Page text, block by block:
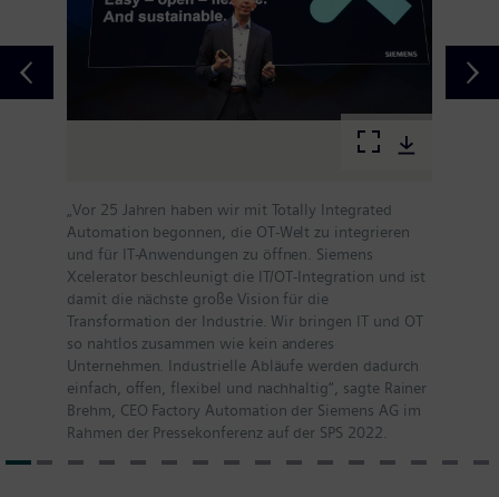
„Vor 25 Jahren haben wir mit Totally Integrated
Automation begonnen, die OT-Welt zu integrieren
und für IT-Anwendungen zu öffnen. Siemens
Xcelerator beschleunigt die IT/OT-Integration und ist
damit die nächste große Vision für die
Transformation der Industrie. Wir bringen IT und OT
so nahtlos zusammen wie kein anderes
Unternehmen. Industrielle Abläufe werden dadurch
einfach, offen, flexibel und nachhaltig“, sagte Rainer
Brehm, CEO Factory Automation der Siemens AG im
Rahmen der Pressekonferenz auf der SPS 2022.